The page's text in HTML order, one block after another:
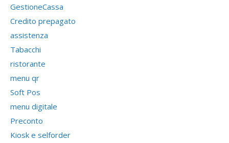
GestioneCassa
Credito prepagato
assistenza
Tabacchi
ristorante
menu qr
Soft Pos
menu digitale
Preconto
Kiosk e selforder